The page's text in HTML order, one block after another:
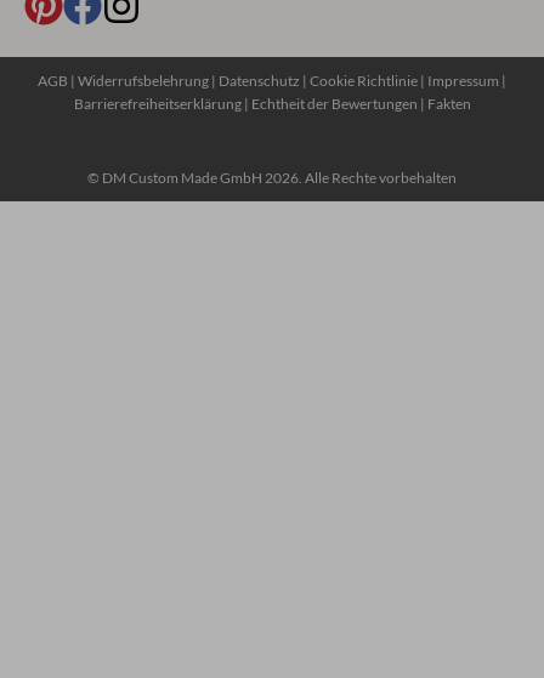
© DM Custom Made GmbH 2026. Alle Rechte vorbehalten
AGB | Widerrufsbelehrung | Datenschutz | Cookie Richtlinie | Impressum |
Barrierefreiheitserklärung| Echtheit der Bewertungen | Fakten